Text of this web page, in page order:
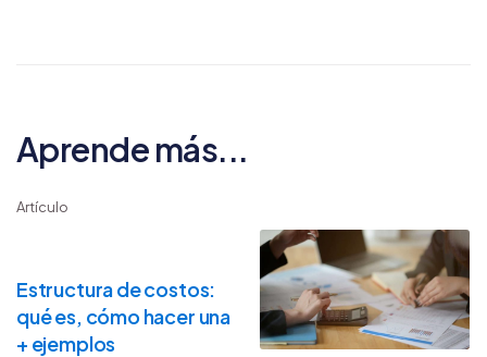
Aprende más...
Artículo
Estructura de costos:
qué es, cómo hacer una
+ ejemplos